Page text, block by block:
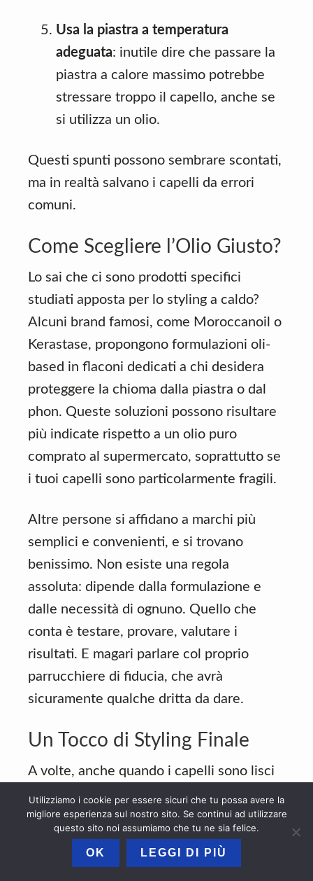
Usa la piastra a temperatura
adeguata: inutile dire che passare la
piastra a calore massimo potrebbe
stressare troppo il capello, anche se
si utilizza un olio.
Questi spunti possono sembrare scontati,
ma in realtà salvano i capelli da errori
comuni.
Come Scegliere l’Olio Giusto?
Lo sai che ci sono prodotti specifici
studiati apposta per lo styling a caldo?
Alcuni brand famosi, come Moroccanoil o
Kerastase, propongono formulazioni oli-
based in flaconi dedicati a chi desidera
proteggere la chioma dalla piastra o dal
phon. Queste soluzioni possono risultare
più indicate rispetto a un olio puro
comprato al supermercato, soprattutto se
i tuoi capelli sono particolarmente fragili.
Altre persone si affidano a marchi più
semplici e convenienti, e si trovano
benissimo. Non esiste una regola
assoluta: dipende dalla formulazione e
dalle necessità di ognuno. Quello che
conta è testare, provare, valutare i
risultati. E magari parlare col proprio
parrucchiere di fiducia, che avrà
sicuramente qualche dritta da dare.
Un Tocco di Styling Finale
A volte, anche quando i capelli sono lisci
come spaghetti, può capitare di notare
qualche ciocca ribelle, di quelle che non
ne vogliono sapere di stare al proprio
posto. In questi casi, un paio di gocce di
Utilizziamo i cookie per essere sicuri che tu possa avere la
migliore esperienza sul nostro sito. Se continui ad utilizzare
questo sito noi assumiamo che tu ne sia felice.
OK LEGGI DI PIÙ